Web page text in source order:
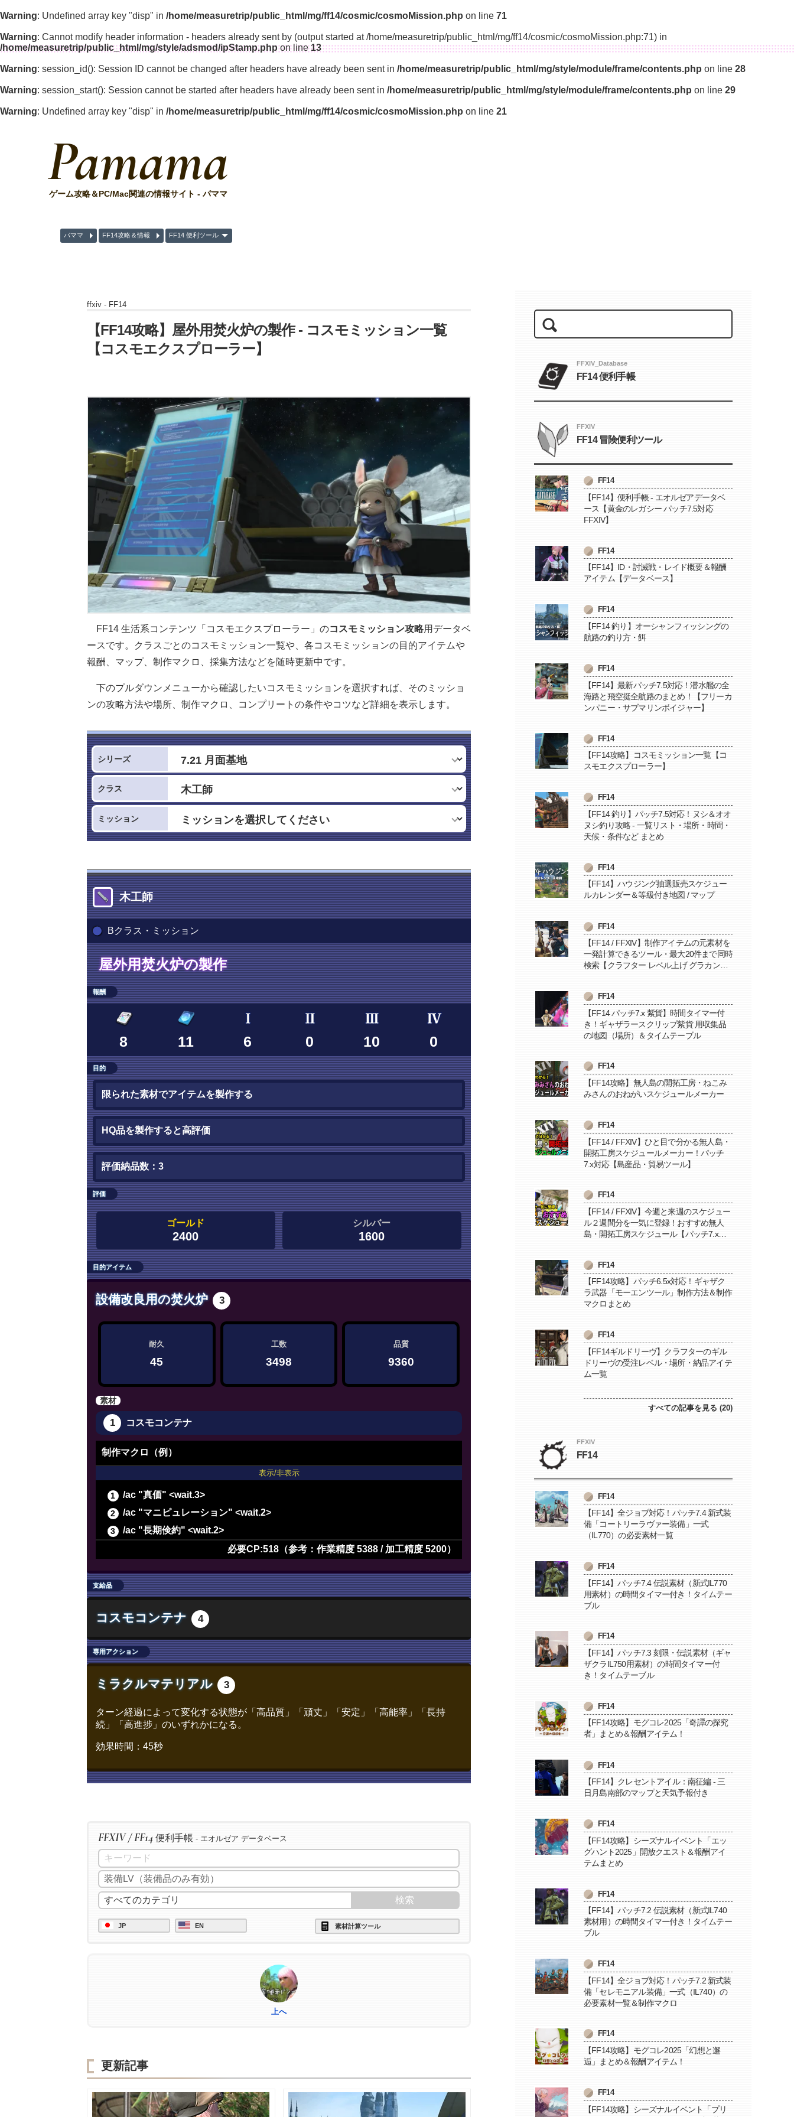
Warning: Undefined array key "disp" in /home/measuretrip/public_html/mg/ff14/cosmic/cosmoMission.php on line 71
Warning: Cannot modify header information - headers already sent by (output started at /home/measuretrip/public_html/mg/ff14/cosmic/cosmoMission.php:71) in
/home/measuretrip/public_html/mg/style/adsmod/ipStamp.phpon line13
Warning: session_id(): Session ID cannot be changed after headers have already been sent in /home/measuretrip/public_html/mg/style/module/frame/contents.php on line 28
Warning: session_start(): Session cannot be started after headers have already been sent in /home/measuretrip/public_html/mg/style/module/frame/contents.php on line 29
Warning: Undefined array key "disp" in /home/measuretrip/public_html/mg/ff14/cosmic/cosmoMission.php on line 21
Pamama
ゲーム攻略＆PC/Mac関連の情報サイト - パママ
パママ FF14攻略＆情報 FF14 便利ツール
ffxiv - FF14
【FF14攻略】屋外用焚火炉の製作 - コスモミッション一覧
【コスモエクスプローラー】
FF14 生活系コンテンツ「コスモエクスプローラー」のコスモミッション攻略用データベ
ースです。クラスごとのコスモミッション一覧や、各コスモミッションの目的アイテムや
報酬、マップ、制作マクロ、採集方法などを随時更新中です。
下のプルダウンメニューから確認したいコスモミッションを選択すれば、そのミッショ
ンの攻略方法や場所、制作マクロ、コンプリートの条件やコツなど詳細を表示します。
シリーズ
クラス
ミッション
木工師
Bクラス・ミッション
屋外用焚火炉の製作
報酬
8 11 6 0 10 0
目的
限られた素材でアイテムを製作する
HQ品を製作すると高評価
評価納品数：3
評価
ゴールド
2400
シルバー
1600
目的アイテム
設備改良用の焚火炉 3
耐久
45
工数
3498
品質
9360
素材
1 コスモコンテナ
制作マクロ（例）
表示/非表示
/ac "真価" <wait.3>
/ac "マニピュレーション" <wait.2>
/ac "長期倹約" <wait.2>
/ac "ヴェネレーション" <wait.2>
/ac "精密作業" <wait.3>
/ac "精密作業" <wait.3>
/ac "下地加工" <wait.3>
/ac "グレートストライド" <wait.2>
/ac "ビエルゴの祝福" <wait.3>
/ac "下地作業" <wait.3>
必要CP:518（参考：作業精度 5388 / 加工精度 5200）
支給品
コスモコンテナ 4
専用アクション
ミラクルマテリアル 3
ターン経過によって変化する状態が「高品質」「頑丈」「安定」「高能率」「長持
続」「高進捗」のいずれかになる。
効果時間：45秒
FFXIV / FF14 便利手帳 - エオルゼア データベース
JP EN 素材計算ツール
上へ
更新記事
FFXIV_Database
FF14 便利手帳
FFXIV
FF14 冒険便利ツール
FF14
【FF14】便利手帳 - エオルゼアデータベ
ース【黄金のレガシー パッチ7.5対応
FFXIV】
FF14
【FF14】ID・討滅戦・レイド概要＆報酬
アイテム【データベース】
FF14
【FF14 釣り】オーシャンフィッシングの
航路の釣り方・餌
FF14
【FF14】最新パッチ7.5対応！潜水艦の全
海路と飛空挺全航路のまとめ！【フリーカ
ンパニー・サブマリンボイジャー】
FF14
【FF14攻略】コスモミッション一覧【コ
スモエクスプローラー】
FF14
【FF14 釣り】パッチ7.5対応！ヌシ＆オオ
ヌシ釣り攻略 - 一覧リスト・場所・時間・
天候・条件など まとめ
FF14
【FF14】ハウジング抽選販売スケジュー
ルカレンダー＆等級付き地図 / マップ
FF14
【FF14 / FFXIV】制作アイテムの元素材を
一発計算できるツール・最大20件まで同時
検索【クラフター レベル上げ グラカン納
FF14
【FF14 パッチ7.x 紫貨】時間タイマー付
き！ギャザラースクリップ紫貨 用収集品
の地図（場所）＆タイムテーブル
FF14
【FF14攻略】無人島の開拓工房・ねこみ
みさんのおねがいスケジュールメーカー
FF14
【FF14 / FFXIV】ひと目で分かる無人島・
開拓工房スケジュールメーカー！パッチ
7.x対応【島産品・貿易ツール】
FF14
【FF14 / FFXIV】今週と来週のスケジュー
ル２週間分を一気に登録！おすすめ無人
島・開拓工房スケジュール【パッチ7.x対
FF14
【FF14攻略】パッチ6.5x対応！ギャザク
ラ武器「モーエンツール」制作方法＆制作
マクロまとめ
FF14
【FF14ギルドリーヴ】クラフターのギル
ドリーヴの受注レベル・場所・納品アイテ
ム一覧
すべての記事を見る (20)
FFXIV
FF14
FF14
【FF14】全ジョブ対応！パッチ7.4 新式装
備「コートリーラヴァー装備」一式
（IL770）の必要素材一覧
FF14
【FF14】パッチ7.4 伝説素材（新式IL770
用素材）の時間タイマー付き！タイムテー
ブル
FF14
【FF14】パッチ7.3 刻限・伝説素材（ギャ
ザクラIL750用素材）の時間タイマー付
き！タイムテーブル
FF14
【FF14攻略】モグコレ2025「奇譚の探究
者」まとめ＆報酬アイテム！
FF14
【FF14】クレセントアイル：南征編 - 三
日月島南部のマップと天気予報付き
FF14
【FF14攻略】シーズナルイベント「エッ
グハント2025」開放クエスト＆報酬アイ
テムまとめ
FF14
【FF14】パッチ7.2 伝説素材（新式IL740
素材用）の時間タイマー付き！タイムテー
ブル
FF14
【FF14】全ジョブ対応！パッチ7.2 新式装
備「セレモニアル装備」一式（IL740）の
必要素材一覧＆制作マクロ
FF14
【FF14攻略】モグコレ2025「幻想と邂
逅」まとめ＆報酬アイテム！
FF14
【FF14攻略】シーズナルイベント「プリ